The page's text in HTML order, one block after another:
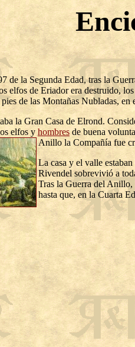
de la Segunda Edad, tras la
elfos de Eriador era destruido,
de las Montañas Nubladas,
la Gran Casa de Elrond.
elfos y hombresde buena
Anillo la Compañía fue
La casa y el valle
Rivendel sobrevivió a
Tras la Guerra del Anillo,
hasta que, en la Cuarta